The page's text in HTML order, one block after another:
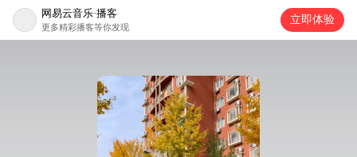
网易云音乐·播客
更多精彩播客等你发现
立即体验